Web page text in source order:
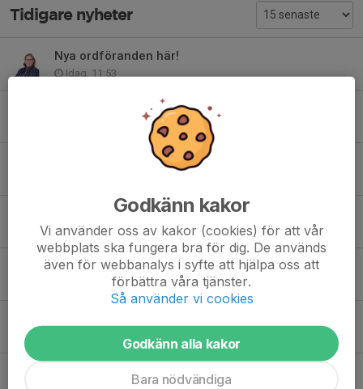
Tidigare nyheter
Nya ordföranden här!
Idag, 11:53
Krönika: En skylt är aldrig bara en skylt
Di blåe tidigare på plats än beräknat
Patrik Johansson: "Att ingen kan slå oss"
Igår, 09:57
Ditt lokala drömlag
7 aug, 07:21
Godkänn kakor
Vi använder oss av kakor (cookies) för att vår
webbplats ska fungera bra för dig. De används
även för webbanalys i syfte att hjälpa oss att
förbättra våra tjänster.
Så använder vi cookies
Godkänn alla kakor
Bara nödvändiga